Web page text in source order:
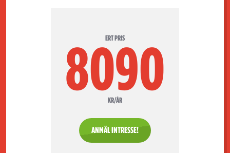
ERT PRIS
8090
KR/ÅR
ANMÄL INTRESSE!